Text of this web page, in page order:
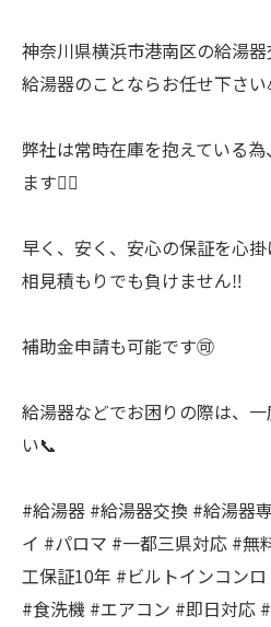
神奈川県横浜市港南区の給湯
給湯器のことならお任せ下さい
弊社は常時在庫を抱えている
ます🙆‍♂️
早く、安く、安心の保証を心
相見積もりでも負けません‼️
補助金申請も可能です🉑
給湯器などでお困りの際は、
い📞
#給湯器 #給湯器交換 #給湯器
イ #パロマ #一都三県対応 #無
工保証10年 #ビルトインコン
#食洗機 #エアコン #即日対応